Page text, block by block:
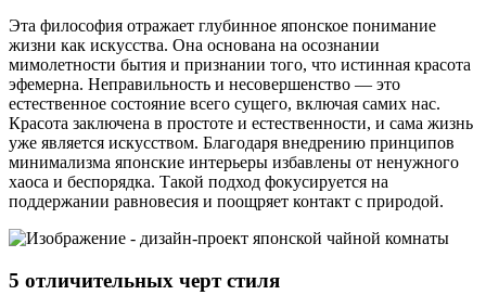
Эта философия отражает глубинное японское понимание
жизни как искусства. Она основана на осознании
мимолетности бытия и признании того, что истинная красота
эфемерна. Неправильность и несовершенство — это
естественное состояние всего сущего, включая самих нас.
Красота заключена в простоте и естественности, и сама жизнь
уже является искусством. Благодаря внедрению принципов
минимализма японские интерьеры избавлены от ненужного
хаоса и беспорядка. Такой подход фокусируется на
поддержании равновесия и поощряет контакт с природой.
5 отличительных черт стиля